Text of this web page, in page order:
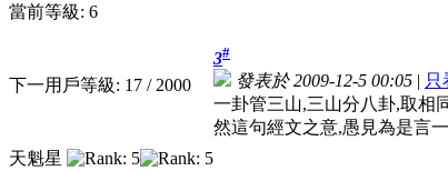
當前等級: 6
下一用戶等級: 17 / 2000
天魁星
3#
發表於 2009-12-5 00:05 | 只
一卦管三山,三山分八卦,取相
然這句經文之意,愚見為是言